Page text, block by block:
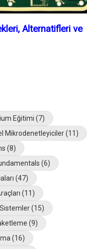
Alternatifleri ve
Eğitimi (7)
Mikrodenetleyiciler(11)
(8)
(6)
(47)
(11)
(15)
(9)
(16)